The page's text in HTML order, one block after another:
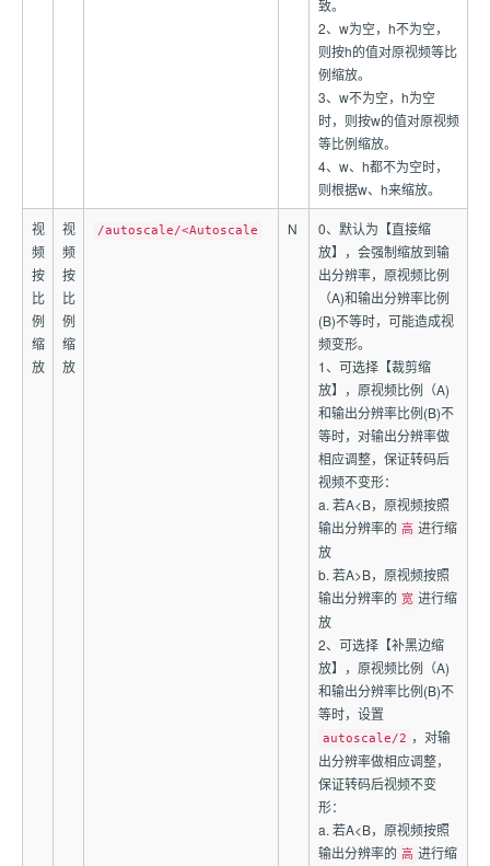
致。
2、w为空，h不为空，
则按h的值对原视频等比
例缩放。
3、w不为空，h为空
时，则按w的值对原视频
等比例缩放。
4、w、h都不为空时，
则根据w、h来缩放。
视
频
按
比
例
缩
放
视
频
按
比
例
缩
放
/autoscale/<Autoscale N
0、默认为【直接缩
放】，会强制缩放到输
出分辨率，原视频比例
（A)和输出分辨率比例
(B)不等时，可能造成视
频变形。
1、可选择【裁剪缩
放】，原视频比例（A)
和输出分辨率比例(B)不
等时，对输出分辨率做
相应调整，保证转码后
视频不变形：
a. 若A<B，原视频按照
输出分辨率的 高 进行缩
放
b. 若A>B，原视频按照
输出分辨率的 宽 进行缩
放
2、可选择【补黑边缩
放】，原视频比例（A)
和输出分辨率比例(B)不
等时，设置
autoscale/2 ，对输
出分辨率做相应调整，
保证转码后视频不变
形：
a. 若A<B，原视频按照
输出分辨率的 高 进行缩